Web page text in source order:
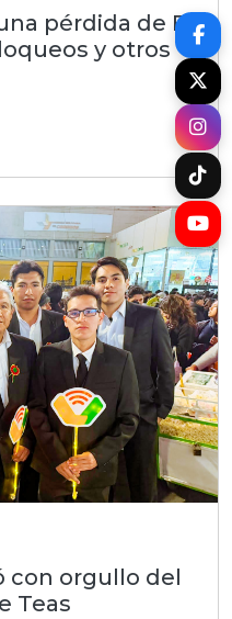
pérdida de Bs
y otros
con orgullo del
Teas